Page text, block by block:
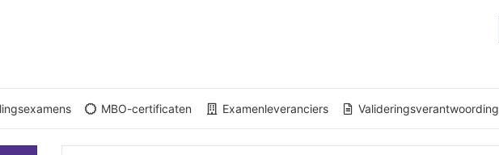
MBO-certificaten Examenleveranciers Valideringsverantwoording